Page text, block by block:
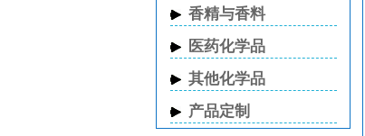
香精与香料
医药化学品
其他化学品
产品定制